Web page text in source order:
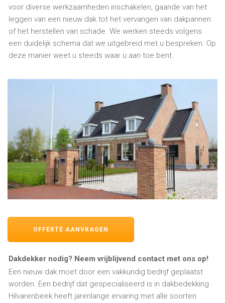
voor diverse werkzaamheden inschakelen, gaande van het
leggen van een nieuw dak tot het vervangen van dakpannen
of het herstellen van schade. We werken steeds volgens
een duidelijk schema dat we uitgebreid met u bespreken. Op
deze manier weet u steeds waar u aan toe bent.
OFFERTE AANVRAGEN
Dakdekker nodig? Neem vrijblijvend contact met ons op!
Een nieuw dak moet door een vakkundig bedrijf geplaatst
worden. Een bedrijf dat gespecialiseerd is in dakbedekking
Hilvarenbeek heeft jarenlange ervaring met alle soorten